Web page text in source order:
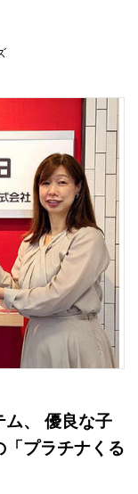
、 優良な子
プラチナくる